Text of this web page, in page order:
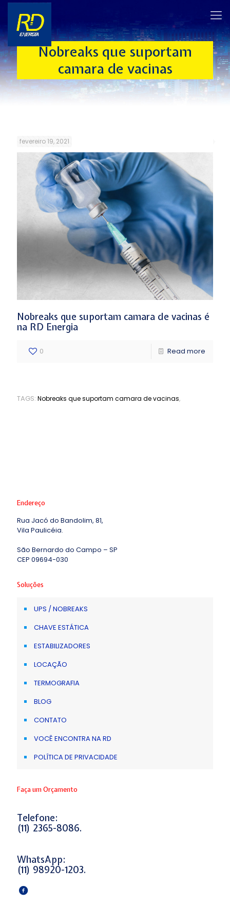
Nobreaks que suportam
camara de vacinas
fevereiro 19, 2021
Nobreaks que suportam camara de vacinas é
na RD Energia
0 Read more
TAGS: Nobreaks que suportam camara de vacinas,
Endereço
Rua Jacó do Bandolim, 81,
Vila Paulicéia.
São Bernardo do Campo – SP
CEP 09694-030
Soluções
UPS / NOBREAKS
CHAVE ESTÁTICA
ESTABILIZADORES
LOCAÇÃO
TERMOGRAFIA
BLOG
CONTATO
VOCÊ ENCONTRA NA RD
POLÍTICA DE PRIVACIDADE
Faça um Orçamento
Telefone:
(11) 2365-8086.
WhatsApp:
(11) 98920-1203.